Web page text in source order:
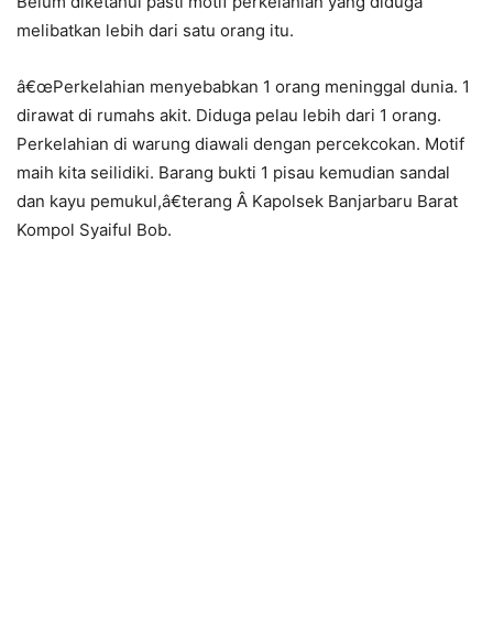
melibatkan lebih dari satu orang itu.
â€œPerkelahian menyebabkan 1 orang meninggal dunia. 1
dirawat di rumahs akit. Diduga pelau lebih dari 1 orang.
Perkelahian di warung diawali dengan percekcokan. Motif
maih kita seilidiki. Barang bukti 1 pisau kemudian sandal
dan kayu pemukul,â€terang Â Kapolsek Banjarbaru Barat
Kompol Syaiful Bob.